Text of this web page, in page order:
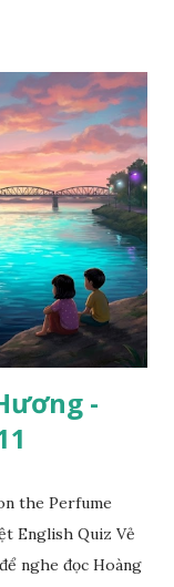
-
the Perfume
English Quiz Vẻ
nghe đọc Hoàng